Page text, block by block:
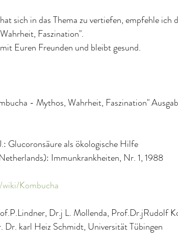
sich in das Thema zu vertiefen, empfehle ich
Faszination".
Euren Freunden und bleibt gesund.
- Mythos, Wahrheit, Faszination"
Glucoronsäure als ökologische Hilfe
Immunkrankheiten, Nr. 1, 1988
Kombucha
Dr.j L. Mollenda, Prof.Dr.jRudolf
Dr. karl Heiz Schmidt, Universität Tübingen